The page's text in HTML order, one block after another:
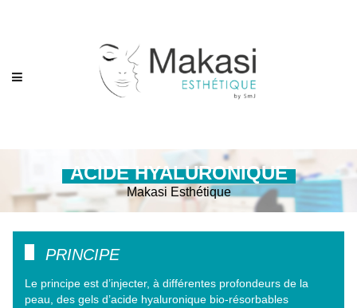
ACIDE HYALURONIQUE
Makasi Esthétique
PRINCIPE
Le principe est d’injecter, à différentes profondeurs de la
peau, des gels d’acide hyaluronique bio-résorbables